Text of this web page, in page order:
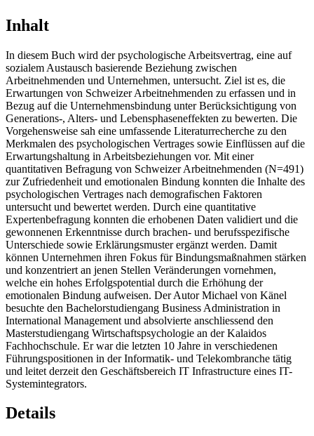
Inhalt
In diesem Buch wird der psychologische Arbeitsvertrag, eine auf
sozialem Austausch basierende Beziehung zwischen
Arbeitnehmenden und Unternehmen, untersucht. Ziel ist es, die
Erwartungen von Schweizer Arbeitnehmenden zu erfassen und in
Bezug auf die Unternehmensbindung unter Berücksichtigung von
Generations-, Alters- und Lebensphaseneffekten zu bewerten. Die
Vorgehensweise sah eine umfassende Literaturrecherche zu den
Merkmalen des psychologischen Vertrages sowie Einflüssen auf die
Erwartungshaltung in Arbeitsbeziehungen vor. Mit einer
quantitativen Befragung von Schweizer Arbeitnehmenden (N=491)
zur Zufriedenheit und emotionalen Bindung konnten die Inhalte des
psychologischen Vertrages nach demografischen Faktoren
untersucht und bewertet werden. Durch eine quantitative
Expertenbefragung konnten die erhobenen Daten validiert und die
gewonnenen Erkenntnisse durch brachen- und berufsspezifische
Unterschiede sowie Erklärungsmuster ergänzt werden. Damit
können Unternehmen ihren Fokus für Bindungsmaßnahmen stärken
und konzentriert an jenen Stellen Veränderungen vornehmen,
welche ein hohes Erfolgspotential durch die Erhöhung der
emotionalen Bindung aufweisen. Der Autor Michael von Känel
besuchte den Bachelorstudiengang Business Administration in
International Management und absolvierte anschliessend den
Masterstudiengang Wirtschaftspsychologie an der Kalaidos
Fachhochschule. Er war die letzten 10 Jahre in verschiedenen
Führungspositionen in der Informatik- und Telekombranche tätig
und leitet derzeit den Geschäftsbereich IT Infrastructure eines IT-
Systemintegrators.
Details